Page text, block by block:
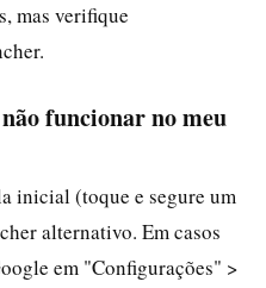
mas verifique
funcionar no meu
inicial (toque e segure um
alternativo. Em casos
em "Configurações" >